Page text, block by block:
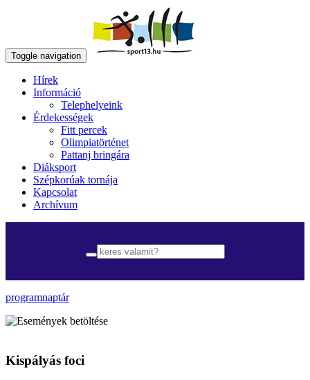
Toggle navigation
Hírek
Információ
Telephelyeink
Érdekességek
Fitt percek
Olimpiatörténet
Pattanj bringára
Diáksport
Szépkorúak tornája
Kapcsolat
Archívum
programnaptár
Kispályás foci